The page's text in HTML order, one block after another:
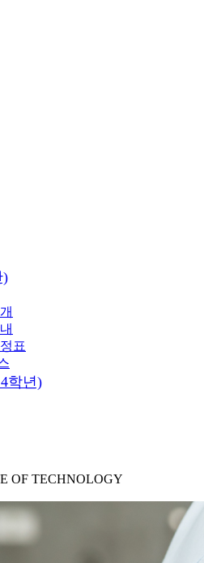
)
표
학년)
OF TECHNOLOGY